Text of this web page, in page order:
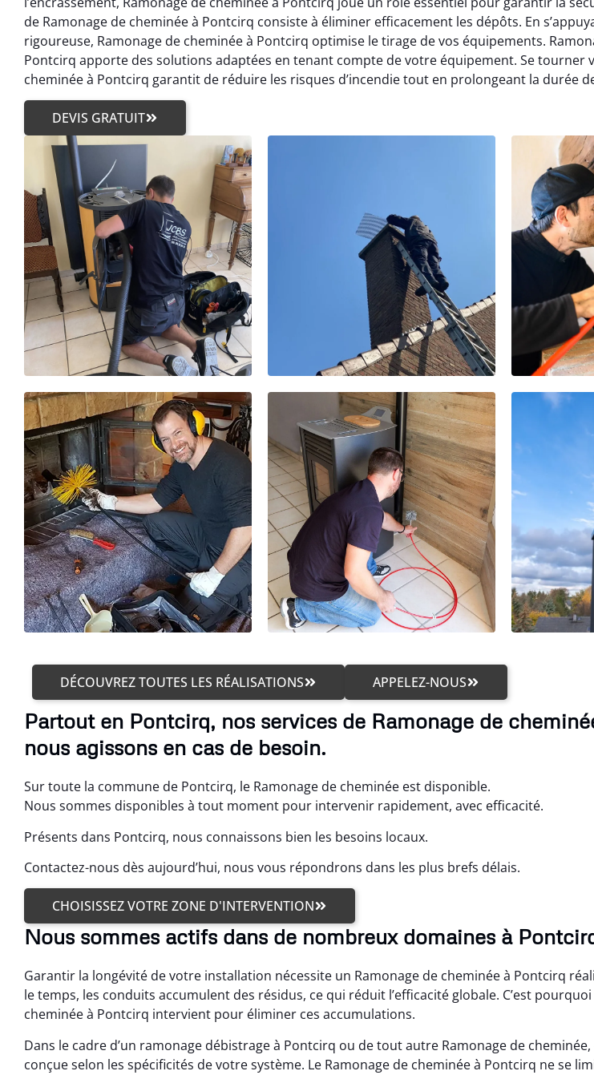
de Ramonage de cheminée à Pontcirq consiste à éliminer efficacement les dépôts. En
rigoureuse, Ramonage de cheminée à Pontcirq optimise le tirage de vos équipements.
Pontcirq apporte des solutions adaptées en tenant compte de votre équipement. Se tourner
cheminée à Pontcirq garantit de réduire les risques d’incendie tout en prolongeant la durée
DEVIS GRATUIT
DÉCOUVREZ TOUTES LES RÉALISATIONS APPELEZ-NOUS
Partout en Pontcirq, nos services de Ramonage de
nous agissons en cas de besoin.
Sur toute la commune de Pontcirq, le Ramonage de cheminée est disponible.
Nous sommes disponibles à tout moment pour intervenir rapidement, avec efficacité.
Présents dans Pontcirq, nous connaissons bien les besoins locaux.
Contactez-nous dès aujourd’hui, nous vous répondrons dans les plus brefs délais.
CHOISISSEZ VOTRE ZONE D'INTERVENTION
Nous sommes actifs dans de nombreux domaines à
Garantir la longévité de votre installation nécessite un Ramonage de cheminée à Pontcirq
le temps, les conduits accumulent des résidus, ce qui réduit l’efficacité globale. C’est
cheminée à Pontcirq intervient pour éliminer ces accumulations.
Dans le cadre d’un ramonage débistrage à Pontcirq ou de tout autre Ramonage de
conçue selon les spécificités de votre système. Le Ramonage de cheminée à Pontcirq ne se